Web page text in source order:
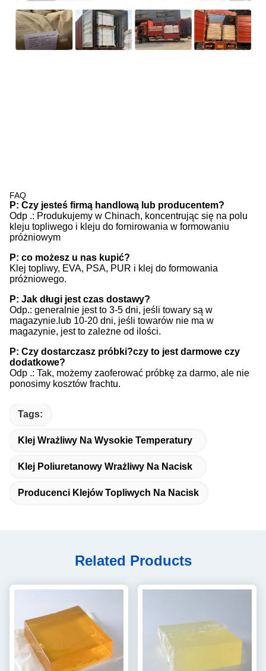
FAQ
P: Czy jesteś firmą handlową lub producentem?
Odp .: Produkujemy w Chinach, koncentrując się na polu
kleju topliwego i kleju do fornirowania w formowaniu
próżniowym
P: co możesz u nas kupić?
Klej topliwy, EVA, PSA, PUR i klej do formowania
próżniowego.
P: Jak długi jest czas dostawy?
Odp.: generalnie jest to 3-5 dni, jeśli towary są w
magazynie.lub 10-20 dni, jeśli towarów nie ma w
magazynie, jest to zależne od ilości.
P: Czy dostarczasz próbki?czy to jest darmowe czy
dodatkowe?
Odp .: Tak, możemy zaoferować próbkę za darmo, ale nie
ponosimy kosztów frachtu.
Tags:
Klej Wrażliwy Na Wysokie Temperatury
Klej Poliuretanowy Wrażliwy Na Nacisk
Producenci Klejów Topliwych Na Nacisk
Related Products